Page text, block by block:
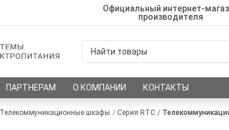
Официальный интернет-
производителя
ПАРТНЕРАМ О КОМПАНИИ КОНТАКТЫ
Телекоммуникационные шкафы Серия RTC